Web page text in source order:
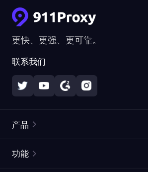
更快、更强、更可靠。
联系我们
产品
功能